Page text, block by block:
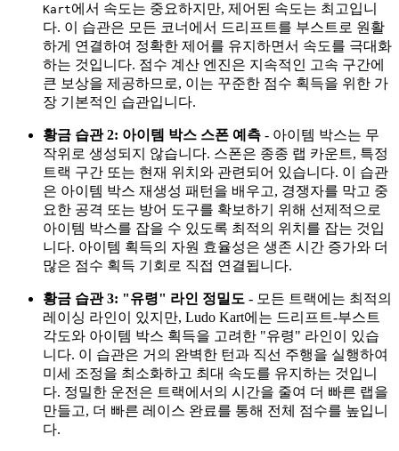
Kart에서 속도는 중요하지만, 제어된 속도는 최고입니
다. 이 습관은 모든 코너에서 드리프트를 부스트로 원활
하게 연결하여 정확한 제어를 유지하면서 속도를 극대화
하는 것입니다. 점수 계산 엔진은 지속적인 고속 구간에
큰 보상을 제공하므로, 이는 꾸준한 점수 획득을 위한 가
장 기본적인 습관입니다.
황금 습관 2: 아이템 박스 스폰 예측 - 아이템 박스는 무
작위로 생성되지 않습니다. 스폰은 종종 랩 카운트, 특정
트랙 구간 또는 현재 위치와 관련되어 있습니다. 이 습관
은 아이템 박스 재생성 패턴을 배우고, 경쟁자를 막고 중
요한 공격 또는 방어 도구를 확보하기 위해 선제적으로
아이템 박스를 잡을 수 있도록 최적의 위치를 잡는 것입
니다. 아이템 획득의 자원 효율성은 생존 시간 증가와 더
많은 점수 획득 기회로 직접 연결됩니다.
황금 습관 3: "유령" 라인 정밀도 - 모든 트랙에는 최적의
레이싱 라인이 있지만, Ludo Kart에는 드리프트-부스트
각도와 아이템 박스 획득을 고려한 "유령" 라인이 있습
니다. 이 습관은 거의 완벽한 턴과 직선 주행을 실행하여
미세 조정을 최소화하고 최대 속도를 유지하는 것입니
다. 정밀한 운전은 트랙에서의 시간을 줄여 더 빠른 랩을
만들고, 더 빠른 레이스 완료를 통해 전체 점수를 높입니
다.